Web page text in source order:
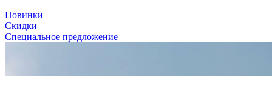
Новинки
Скидки
Специальное предложение